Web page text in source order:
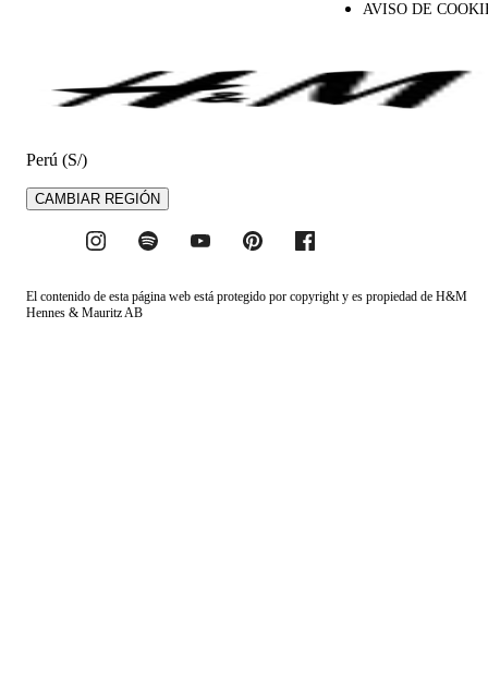
AVISO DE
Perú (S/)
CAMBIAR REGIÓN
El contenido de esta página web está protegido por copyright y es propiedad de H&M
Hennes & Mauritz AB